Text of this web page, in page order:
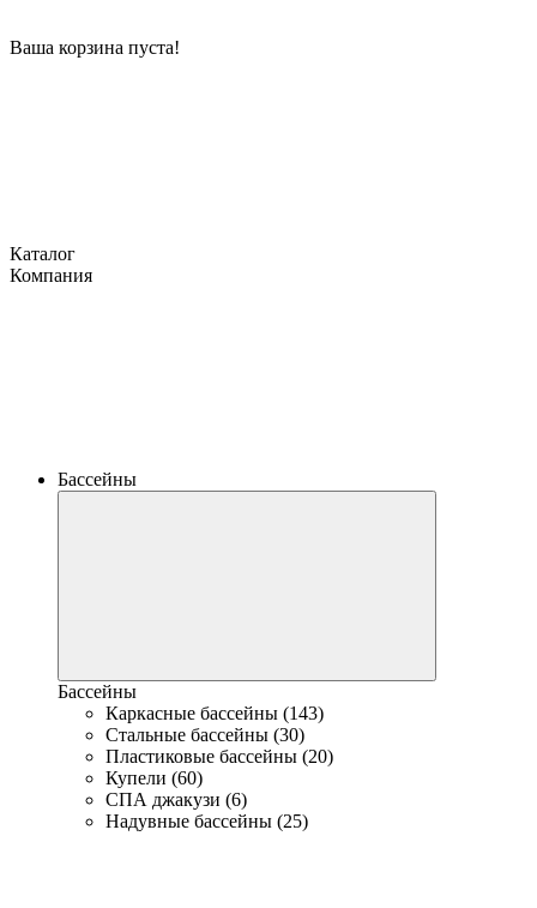
Ваша корзина пуста!
Каталог
Компания
Бассейны
Бассейны
Каркасные бассейны (143)
Стальные бассейны (30)
Пластиковые бассейны (20)
Купели (60)
СПА джакузи (6)
Надувные бассейны (25)